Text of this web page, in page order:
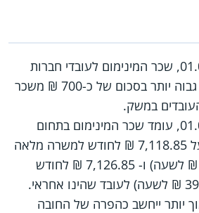
החל מיום 01.01.2026, שכר המינימום לעובדי חברות
ניקיון ותחזוקה הינו גבוה יותר בסכום של כ-700 ₪ משכר
במשק.
החל מיום 01.04.2026, עומד שכר המינימום בתחום
הניקיון והתחזוקה על 7,118.85 ₪ לחודש למשרה מלאה
לעובד רגיל (39.11 ₪ לשעה) ו- 7,126.85 ₪ לחודש
יותר ייחשב כהפרה של החובה